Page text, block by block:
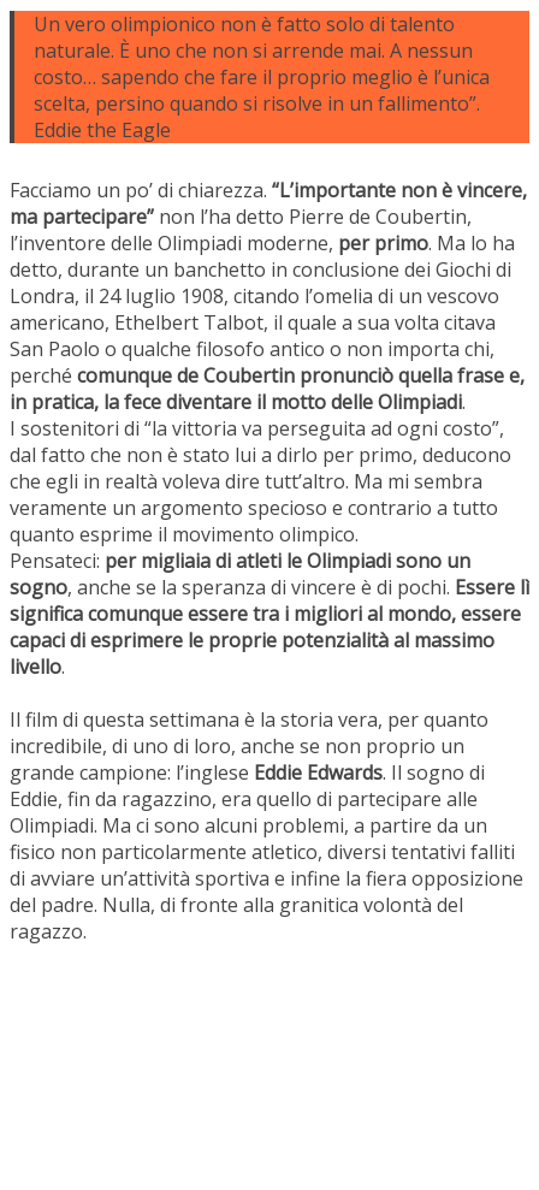
Un vero olimpionico non è fatto solo di talento
naturale. È uno che non si arrende mai. A nessun
costo… sapendo che fare il proprio meglio è l’unica
scelta, persino quando si risolve in un fallimento”.
Eddie the Eagle
Facciamo un po’ di chiarezza. “L’importante non è vincere,
ma partecipare” non l’ha detto Pierre de Coubertin,
l’inventore delle Olimpiadi moderne, per primo. Ma lo ha
detto, durante un banchetto in conclusione dei Giochi di
Londra, il 24 luglio 1908, citando l’omelia di un vescovo
americano, Ethelbert Talbot, il quale a sua volta citava
San Paolo o qualche filosofo antico o non importa chi,
perché comunque de Coubertin pronunciò quella frase e,
in pratica, la fece diventare il motto delle Olimpiadi.
I sostenitori di “la vittoria va perseguita ad ogni costo”,
dal fatto che non è stato lui a dirlo per primo, deducono
che egli in realtà voleva dire tutt’altro. Ma mi sembra
veramente un argomento specioso e contrario a tutto
quanto esprime il movimento olimpico.
Pensateci: per migliaia di atleti le Olimpiadi sono un
sogno, anche se la speranza di vincere è di pochi. Essere lì
significa comunque essere tra i migliori al mondo, essere
capaci di esprimere le proprie potenzialità al massimo
livello.
Il film di questa settimana è la storia vera, per quanto
incredibile, di uno di loro, anche se non proprio un
grande campione: l’inglese Eddie Edwards. Il sogno di
Eddie, fin da ragazzino, era quello di partecipare alle
Olimpiadi. Ma ci sono alcuni problemi, a partire da un
fisico non particolarmente atletico, diversi tentativi falliti
di avviare un’attività sportiva e infine la fiera opposizione
del padre. Nulla, di fronte alla granitica volontà del
ragazzo.